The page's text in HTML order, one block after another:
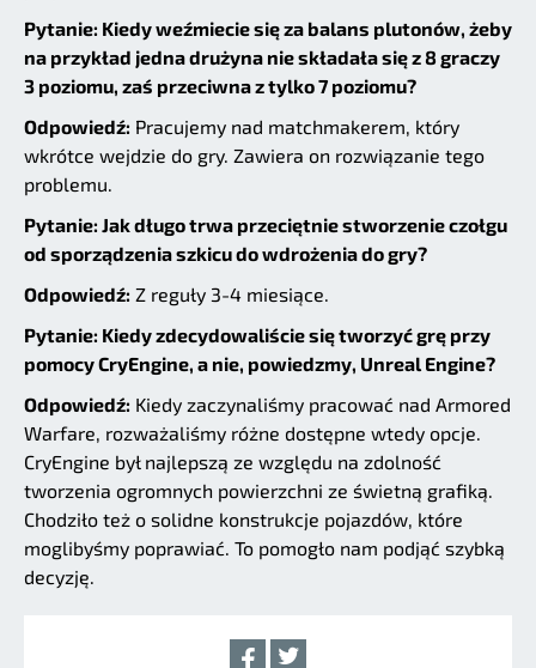
Pytanie: Kiedy weźmiecie się za balans plutonów, żeby
na przykład jedna drużyna nie składała się z 8 graczy
3 poziomu, zaś przeciwna z tylko 7 poziomu?
Odpowiedź: Pracujemy nad matchmakerem, który
wkrótce wejdzie do gry. Zawiera on rozwiązanie tego
problemu.
Pytanie: Jak długo trwa przeciętnie stworzenie czołgu
od sporządzenia szkicu do wdrożenia do gry?
Odpowiedź: Z reguły 3-4 miesiące.
Pytanie: Kiedy zdecydowaliście się tworzyć grę przy
pomocy CryEngine, a nie, powiedzmy, Unreal Engine?
Odpowiedź: Kiedy zaczynaliśmy pracować nad Armored
Warfare, rozważaliśmy różne dostępne wtedy opcje.
CryEngine był najlepszą ze względu na zdolność
tworzenia ogromnych powierzchni ze świetną grafiką.
Chodziło też o solidne konstrukcje pojazdów, które
moglibyśmy poprawiać. To pomogło nam podjąć szybką
decyzję.